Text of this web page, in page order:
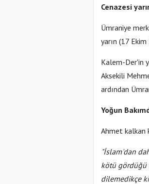
Cenazesi
Ümraniye
yarın (17
Kalem-Der'in
Aksekili
ardından
Yoğun
Ahmet kalkan
"İslam'dan
kötü gördüğü
dilemedikçe